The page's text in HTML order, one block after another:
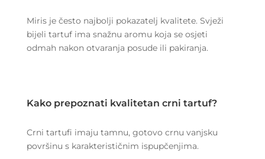
Miris je često najbolji pokazatelj kvalitete. Svježi
bijeli tartuf ima snažnu aromu koja se osjeti
odmah nakon otvaranja posude ili pakiranja.
Kako prepoznati kvalitetan crni tartuf?
Crni tartufi imaju tamnu, gotovo crnu vanjsku
površinu s karakterističnim ispupčenjima.